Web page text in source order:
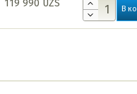
119 990 UZS В